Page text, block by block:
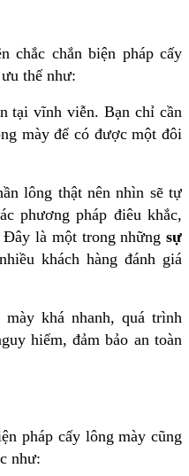
chắc chắn biện pháp cấy
thế như:
tại vĩnh viễn. Bạn chỉ cần
mày để có được một đôi
lông thật nên nhìn sẽ tự
phương pháp điêu khắc,
là một trong những sự
khách hàng đánh giá
khá nhanh, quá trình
hiểm, đảm bảo an toàn
pháp cấy lông mày cũng
như: